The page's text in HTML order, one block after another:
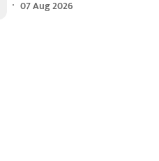
07 Aug 2026